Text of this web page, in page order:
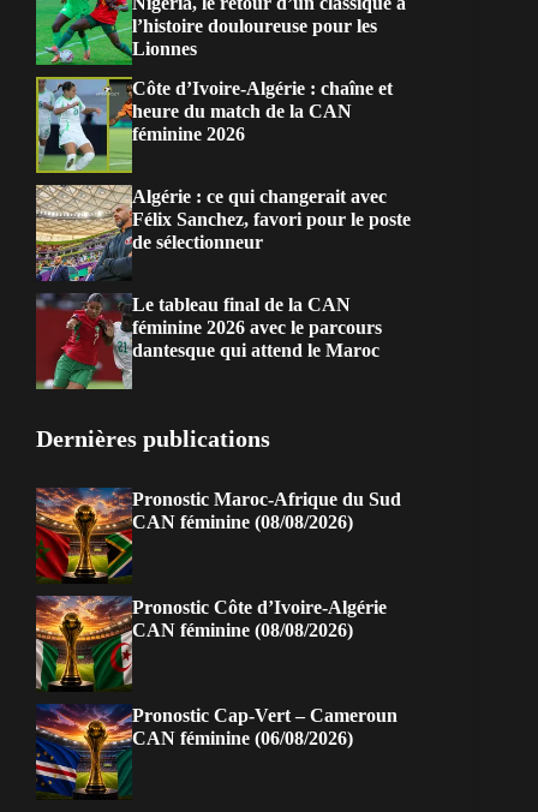
l’histoire douloureuse pour les
Lionnes
Côte d’Ivoire-Algérie : chaîne et
heure du match de la CAN
féminine 2026
Algérie : ce qui changerait avec
Félix Sanchez, favori pour le poste
de sélectionneur
Le tableau final de la CAN
féminine 2026 avec le parcours
dantesque qui attend le Maroc
Dernières publications
Pronostic Maroc-Afrique du Sud
CAN féminine (08/08/2026)
Pronostic Côte d’Ivoire-Algérie
CAN féminine (08/08/2026)
Pronostic Cap-Vert – Cameroun
CAN féminine (06/08/2026)